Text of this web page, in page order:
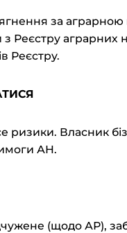
за аграрною
з Реєстру аграрних
Реєстру.
ризики. Власник
АН.
(щодо АР),